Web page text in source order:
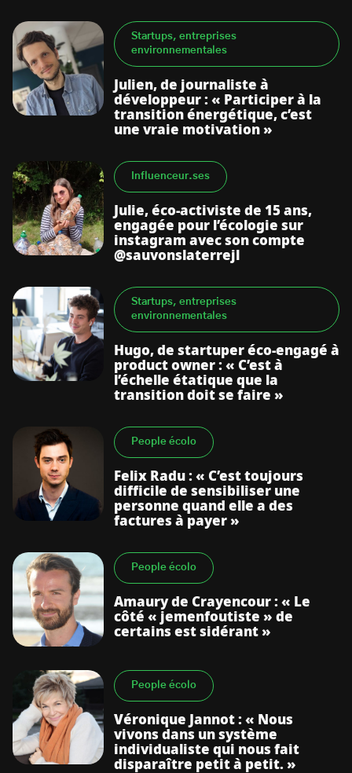
Startups, entreprises
environnementales
Julien, de journaliste à
développeur : « Participer à la
transition énergétique, c’est
une vraie motivation »
Influenceur.ses
Julie, éco-activiste de 15 ans,
engagée pour l’écologie sur
instagram avec son compte
@sauvonslaterrejl
Startups, entreprises
environnementales
Hugo, de startuper éco-engagé à
product owner : « C’est à
l’échelle étatique que la
transition doit se faire »
People écolo
Felix Radu : « C’est toujours
difficile de sensibiliser une
personne quand elle a des
factures à payer »
People écolo
Amaury de Crayencour : « Le
côté « jemenfoutiste » de
certains est sidérant »
People écolo
Véronique Jannot : « Nous
vivons dans un système
individualiste qui nous fait
disparaître petit à petit. »